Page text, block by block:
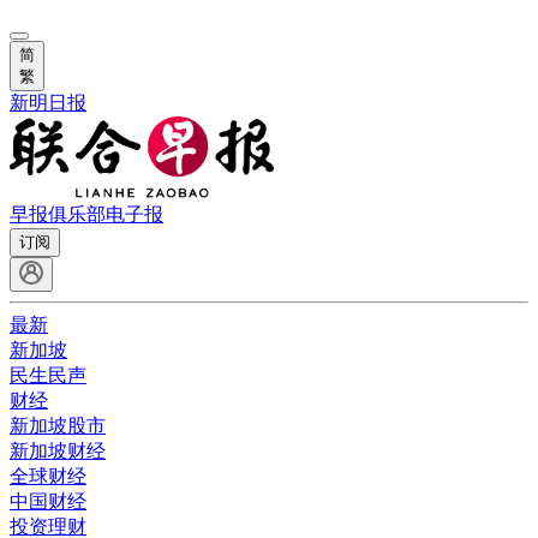
简
繁
新明日报
早报俱乐部电子报
订阅
最新
新加坡
民生民声
财经
新加坡股市
新加坡财经
全球财经
中国财经
投资理财